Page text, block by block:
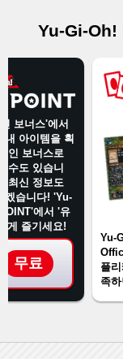
Yu-Gi-Oh!
보너스'에서
내 아이템을 획
인 보너스로
수도 있습니
최신 정보도
겠습니다! 'Yu-
에서 '유
게 즐기세요!
무료
Yu-
플
족